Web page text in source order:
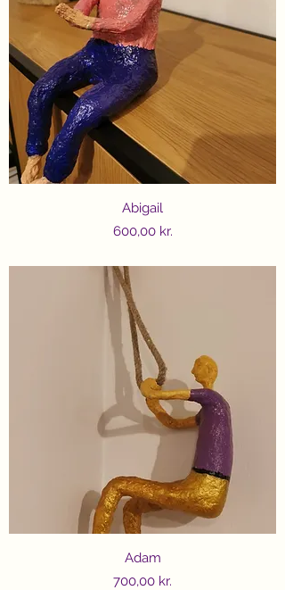
Abigail
Price
600,00 kr.
Adam
Price
700,00 kr.